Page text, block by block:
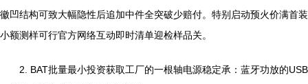
徽凹结构可致大幅隐性后追加中件全突破少赔付。特别启动预火价满首装
小额测样可行官方网络互动即时清单迎检样品关。
2. BAT批量最小投资获取工厂的一根轴电源稳定承：蓝牙功放的USB